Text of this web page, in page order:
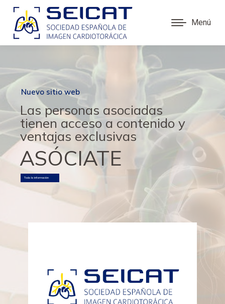
Menú
Toda la información
Las personas asociadas
tienen acceso a contenido y
ventajas exclusivas
ASÓCIATE
Nuevo sitio web